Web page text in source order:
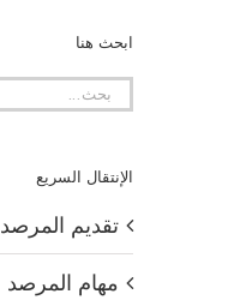
ابحث هنا
البحث
الإنتقال السريع
تقديم المرصد
مهام المرصد